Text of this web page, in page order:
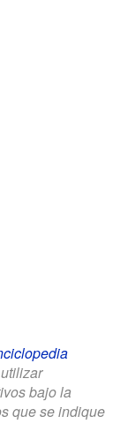
bajo la
que se indique